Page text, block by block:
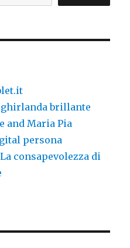
ghirlanda brillante
and Maria Pia
persona
consapevolezza di